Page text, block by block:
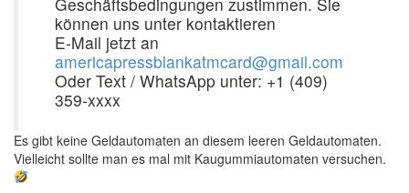
können uns unter kontaktieren
E-Mail jetzt an
americapressblankatmcard@gmail.com
Oder Text / WhatsApp unter: +1 (409)
359-xxxx
Es gibt keine Geldautomaten an diesem leeren Geldautomaten.
Vielleicht sollte man es mal mit Kaugummiautomaten versuchen.